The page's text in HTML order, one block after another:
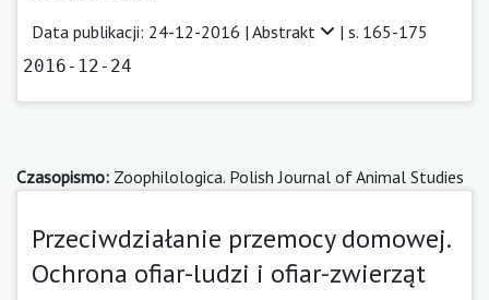
Data publikacji: 24-12-2016 | Abstrakt | s. 165-175
2016-12-24
Czasopismo: Zoophilologica. Polish Journal of Animal Studies
Przeciwdziałanie przemocy domowej.
Ochrona ofiar-ludzi i ofiar-zwierząt